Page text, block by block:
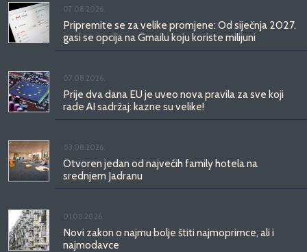
07.08.2026.
Pripremite se za velike promjene: Od siječnja 2027.
gasi se opcija na Gmailu koju koriste milijuni
07.08.2026.
Prije dva dana EU je uveo nova pravila za sve koji
rade AI sadržaj: kazne su velike!
03.08.2026.
Otvoren jedan od najvećih family hotela na
srednjem Jadranu
01.08.2026.
Novi zakon o najmu bolje štiti najmoprimce, ali i
najmodavce